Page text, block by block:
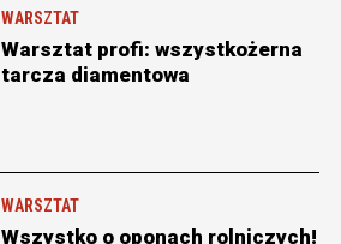
WARSZTAT
Warsztat profi: wszystkożerna
tarcza diamentowa
WARSZTAT
Wszystko o oponach rolniczych!